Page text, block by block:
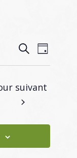
et
de
vues
Recherche
de
vues
Jour
suivant